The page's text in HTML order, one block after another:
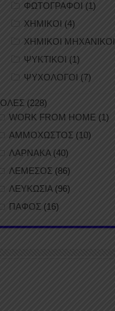
ΦΩΤΟΓΡΑΦΟΙ (1)
ΧΗΜΙΚΟΙ (4)
ΧΗΜΙΚΟΙ ΜΗΧΑΝΙΚΟΙ
ΨΥΚΤΙΚΟΙ (1)
ΨΥΧΟΛΟΓΟΙ (7)
ΟΛΕΣ (228)
WORK FROM HOME (1)
ΑΜΜΟΧΩΣΤΟΣ (10)
ΛΑΡΝΑΚΑ (40)
ΛΕΜΕΣΟΣ (86)
ΛΕΥΚΩΣΙΑ(96)
ΠΑΦΟΣ (16)